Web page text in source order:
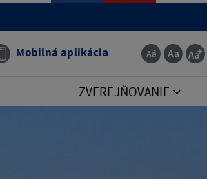
Mobilná aplikácia
ZVEREJŇOVANIE